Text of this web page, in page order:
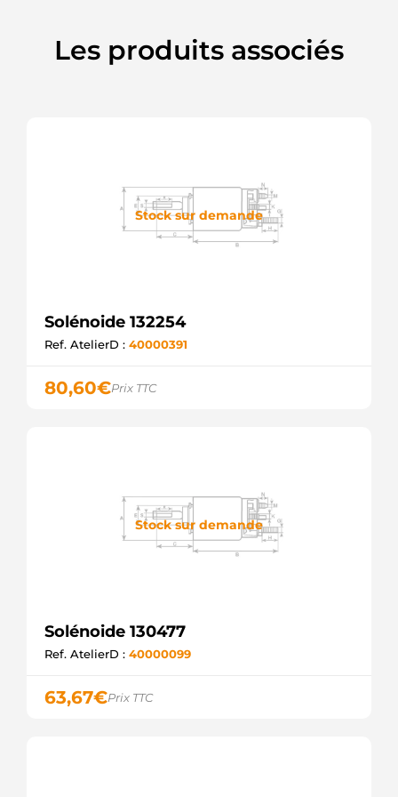
Les produits associés
Stock sur demande
Solénoide 132254
Ref. AtelierD : 40000391
80,60€Prix TTC
Stock sur demande
Solénoide 130477
Ref. AtelierD : 40000099
63,67€Prix TTC